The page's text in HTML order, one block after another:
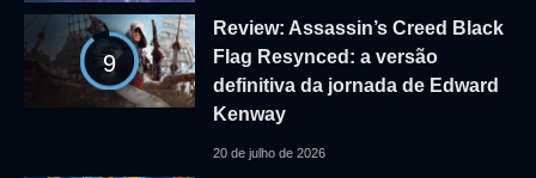
9
Review: Assassin’s Creed Black
Flag Resynced: a versão
definitiva da jornada de Edward
Kenway
20 de julho de 2026